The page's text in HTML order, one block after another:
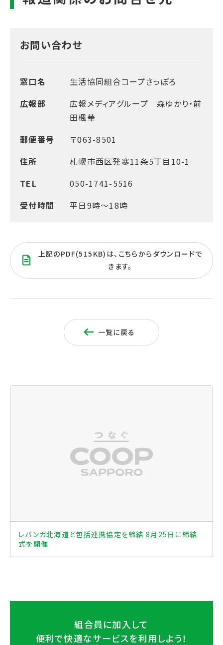
お問い合わせ
窓口名
生活協同組合コープさっぽろ
広報部
広報メディアグループ 森ゆかり・前
田楓華
郵便番号
〒063-8501
住所
札幌市西区発寒11条5丁目10-1
TEL
050-1741-5516
受付時間
平日9時～18時
上記のPDF(515KB)は、こちらからダウンロードで
きます。
一覧に戻る
レバンガ北海道と包括連携協定を締結 8月25日に締結
式を開催
組合員に加入して
便利で快適なサービスを利用しよう！